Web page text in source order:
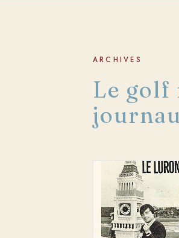
ARCHIVES
Le golf